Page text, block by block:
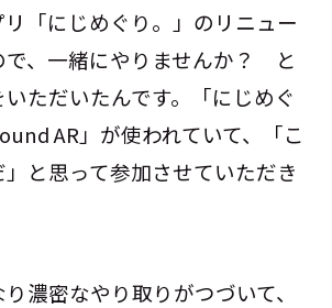
「にじめぐり。」のリニュー
で、一緒にやりませんか？ と
ただいたんです。「にじめぐ
AR」が使われていて、「こ
と思って参加させていただき
濃密なやり取りがつづいて、